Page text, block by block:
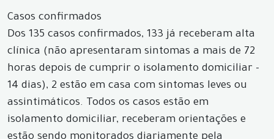
Casos confirmados
Dos 135 casos confirmados, 133 já receberam alta
clínica (não apresentaram sintomas a mais de 72
horas depois de cumprir o isolamento domiciliar -
14 dias), 2 estão em casa com sintomas leves ou
assintimáticos. Todos os casos estão em
isolamento domiciliar, receberam orientações e